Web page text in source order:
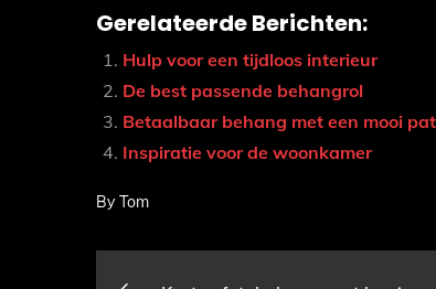
Gerelateerde Berichten:
Hulp voor een tijdloos interieur
De best passende behangrol
Betaalbaar behang met een mooi
Inspiratie voor de woonkamer
By Tom